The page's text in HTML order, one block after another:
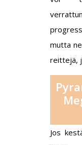
mutta
reittejä,
Jos